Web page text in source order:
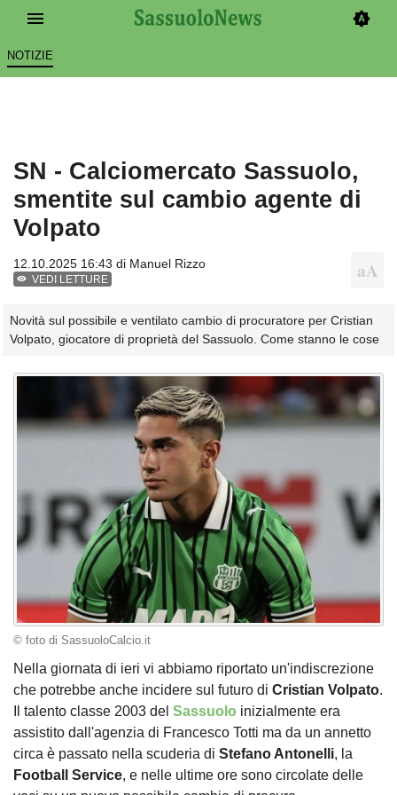
NOTIZIE
SN - Calciomercato Sassuolo,
smentite sul cambio agente di
Volpato
12.10.2025 16:43 di Manuel Rizzo
VEDI LETTURE
Novità sul possibile e ventilato cambio di procuratore per Cristian
Volpato, giocatore di proprietà del Sassuolo. Come stanno le cose
© foto di SassuoloCalcio.it
Nella giornata di ieri vi abbiamo riportato un'indiscrezione
che potrebbe anche incidere sul futuro di Cristian Volpato.
Il talento classe 2003 del Sassuolo inizialmente era
assistito dall'agenzia di Francesco Totti ma da un annetto
circa è passato nella scuderia di Stefano Antonelli, la
Football Service, e nelle ultime ore sono circolate delle